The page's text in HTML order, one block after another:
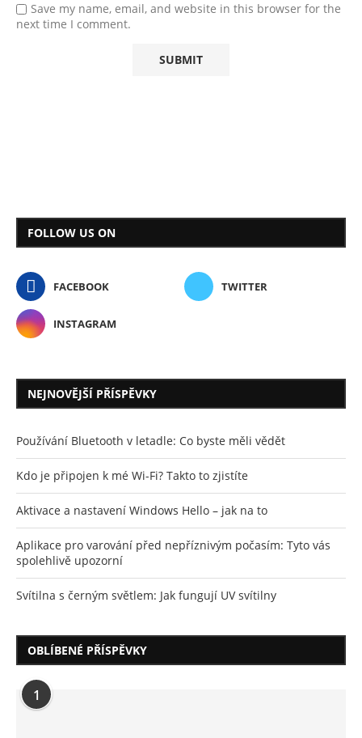
Save my name, email, and website in this browser for the
next time I comment.
FOLLOW US ON
FACEBOOK TWITTER
INSTAGRAM
NEJNOVĚJŠÍ PŘÍSPĚVKY
Používání Bluetooth v letadle: Co byste měli vědět
Kdo je připojen k mé Wi-Fi? Takto to zjistíte
Aktivace a nastavení Windows Hello – jak na to
Aplikace pro varování před nepříznivým počasím: Tyto vás
spolehlivě upozorní
Svítilna s černým světlem: Jak fungují UV svítilny
OBLÍBENÉ PŘÍSPĚVKY
1